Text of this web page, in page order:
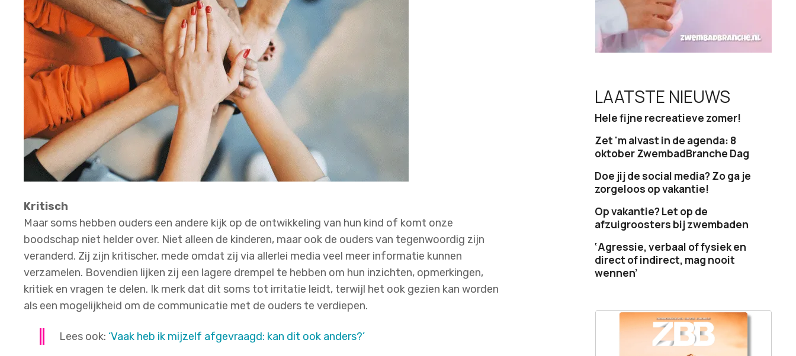
Kritisch
Maar soms hebben ouders een andere kijk op de ontwikkeling van hun kind of komt onze
boodschap niet helder over. Niet alleen de kinderen, maar ook de ouders van tegenwoordig zijn
veranderd. Zij zijn kritischer, mede omdat zij via allerlei media veel meer informatie kunnen
verzamelen. Bovendien lijken zij een lagere drempel te hebben om hun inzichten, opmerkingen,
kritiek en vragen te delen. Ik merk dat dit soms tot irritatie leidt, terwijl het ook gezien kan worden
als een mogelijkheid om de communicatie met de ouders te verdiepen.
Lees ook: ‘Vaak heb ik mijzelf afgevraagd: kan dit ook anders?’
LAATSTE NIEUWS
Hele fijne recreatieve zomer!
Zet 'm alvast in de agenda: 8
oktober ZwembadBranche Dag
Doe jij de social media? Zo ga je
zorgeloos op vakantie!
Op vakantie? Let op de
afzuigroosters bij zwembaden
‘Agressie, verbaal of fysiek en
direct of indirect, mag nooit
wennen’